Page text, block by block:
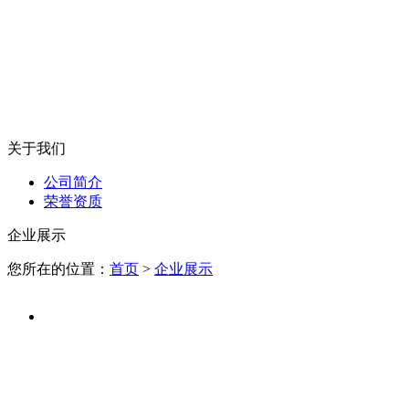
关于我们
公司简介
荣誉资质
企业展示
您所在的位置： 首页 > 企业展示